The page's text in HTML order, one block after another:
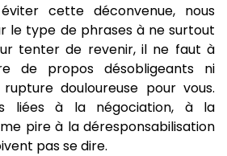
cette déconvenue, nous
le type de phrases à ne surtout
tenter de revenir, il ne faut à
de propos désobligeants ni
douloureuse pour vous.
liées à la négociation, à la
pire à la déresponsabilisation
pas se dire.